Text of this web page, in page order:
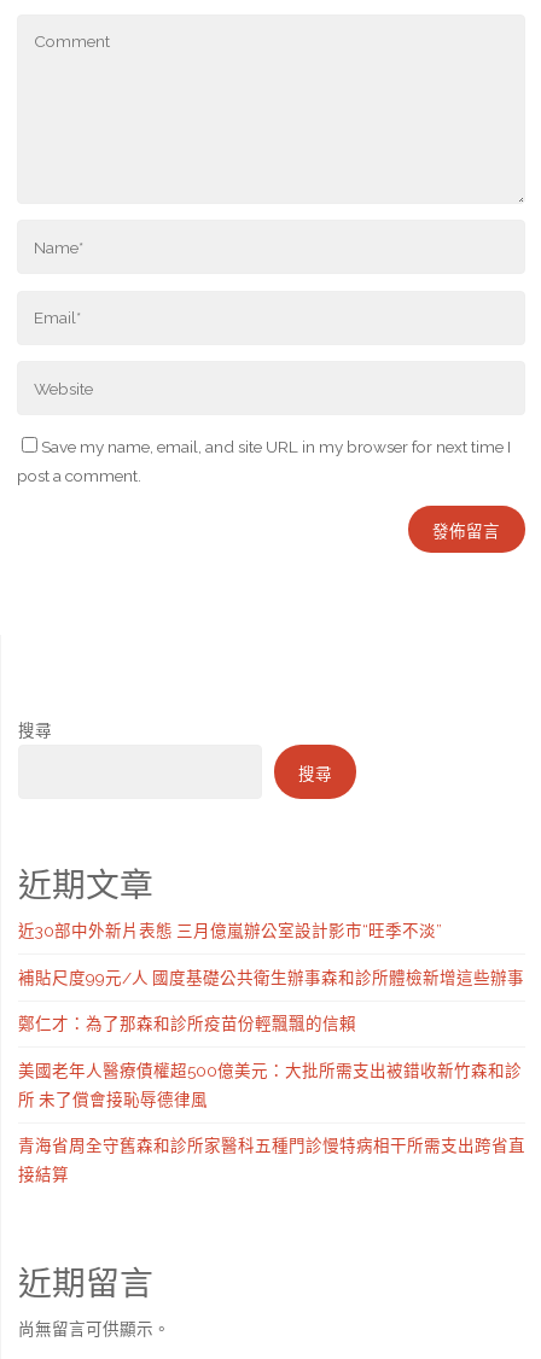
Save my name, email, and site URL in my browser for next time I
post a comment.
搜尋
搜尋
近期文章
近30部中外新片表態 三月億嵐辦公室設計影市“旺季不淡”
補貼尺度99元/人 國度基礎公共衛生辦事森和診所體檢新增這些辦事
鄭仁才：為了那森和診所疫苗份輕飄飄的信賴
美國老年人醫療債權超500億美元：大批所需支出被錯收新竹森和診
所 未了償會接恥辱德律風
青海省周全守舊森和診所家醫科五種門診慢特病相干所需支出跨省直
接結算
近期留言
尚無留言可供顯示。